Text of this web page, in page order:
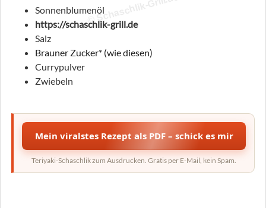
Sonnenblumenöl
https://schaschlik-grill.de
Salz
Brauner Zucker* (wie diesen)
Currypulver
Zwiebeln
© Schaschlik-Grill.de
Mein viralstes Rezept als PDF – schick es mir
Teriyaki-Schaschlik zum Ausdrucken. Gratis per E-Mail, kein Spam.